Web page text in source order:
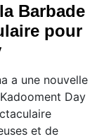
Barbade
pour
a une nouvelle
Day
et de